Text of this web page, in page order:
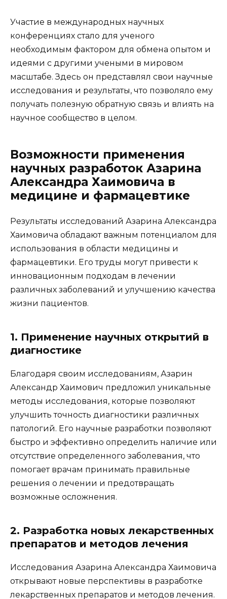
Участие в международных научных
конференциях стало для ученого
необходимым фактором для обмена опытом и
идеями с другими учеными в мировом
масштабе. Здесь он представлял свои научные
исследования и результаты, что позволяло ему
получать полезную обратную связь и влиять на
научное сообщество в целом.
Возможности применения
научных разработок Азарина
Александра Хаимовича в
медицине и фармацевтике
Результаты исследований Азарина Александра
Хаимовича обладают важным потенциалом для
использования в области медицины и
фармацевтики. Его труды могут привести к
инновационным подходам в лечении
различных заболеваний и улучшению качества
жизни пациентов.
1. Применение научных открытий в
диагностике
Благодаря своим исследованиям, Азарин
Александр Хаимович предложил уникальные
методы исследования, которые позволяют
улучшить точность диагностики различных
патологий. Его научные разработки позволяют
быстро и эффективно определить наличие или
отсутствие определенного заболевания, что
помогает врачам принимать правильные
решения о лечении и предотвращать
возможные осложнения.
2. Разработка новых лекарственных
препаратов и методов лечения
Исследования Азарина Александра Хаимовича
открывают новые перспективы в разработке
лекарственных препаратов и методов лечения.